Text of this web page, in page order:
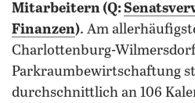
Mitarbeitern (Q:
Finanzen). Am
Charlottenburg-
Parkraumbewirtschaftung
durchschnittlich an 106